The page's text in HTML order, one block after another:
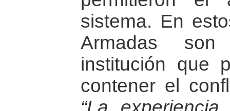
sistema. En
Armadas
institución que
contener el